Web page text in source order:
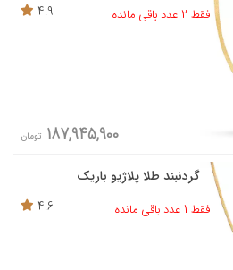
فقط 2 عدد باقی مانده
4.9
187,945,900 تومان
گردنبند طلا پلاژیو باریک
فقط 1 عدد باقی مانده
4.6